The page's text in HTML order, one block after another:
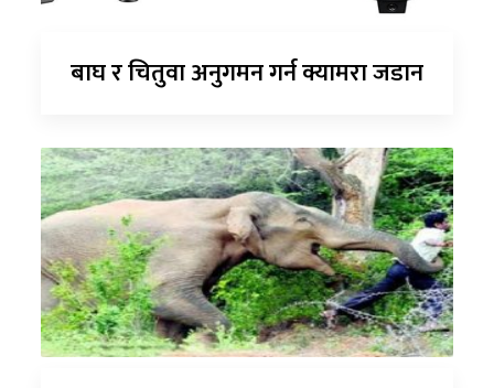
बाघ र चितुवा अनुगमन गर्न क्यामरा जडान